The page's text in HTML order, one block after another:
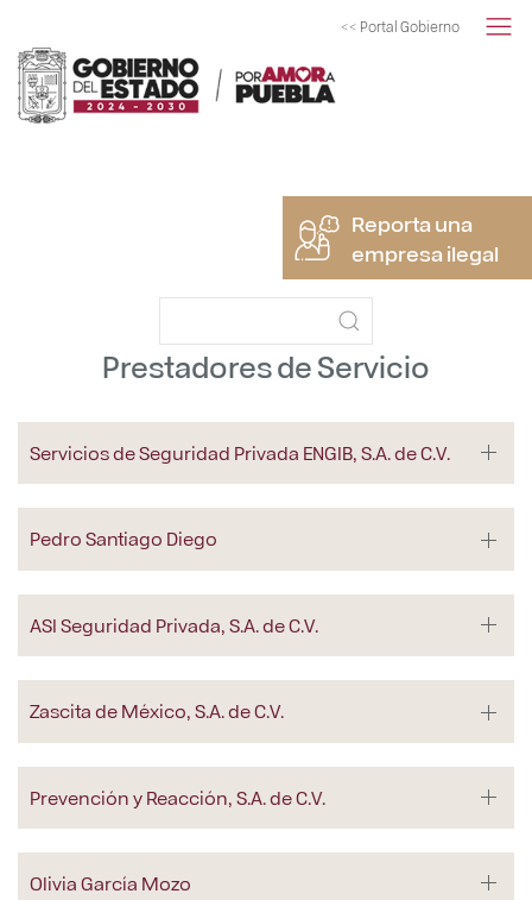
<< Portal Gobierno
Reporta una
empresa ilegal
Prestadores de Servicio
Servicios de Seguridad Privada ENGIB, S.A. de C.V.
Pedro Santiago Diego
ASI Seguridad Privada, S.A. de C.V.
Zascita de México, S.A. de C.V.
Prevención y Reacción, S.A. de C.V.
Olivia García Mozo